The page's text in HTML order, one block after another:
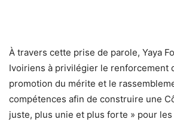
À travers cette prise de parole, Yaya
Ivoiriens à privilégier le renforcement
promotion du mérite et le
compétences afin de construire une
juste, plus unie et plus forte » pour